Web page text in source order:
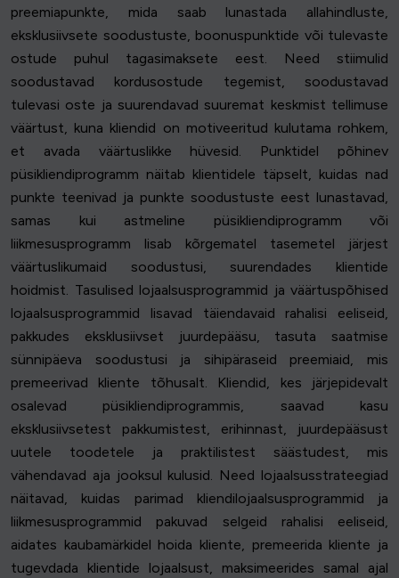
preemiapunkte, mida saab lunastada allahindluste,
eksklusiivsete soodustuste, boonuspunktide või tulevaste
ostude puhul tagasimaksete eest. Need stiimulid
soodustavad kordusostude tegemist, soodustavad
tulevasi oste ja suurendavad suuremat keskmist tellimuse
väärtust, kuna kliendid on motiveeritud kulutama rohkem,
et avada väärtuslikke hüvesid. Punktidel põhinev
püsikliendiprogramm näitab klientidele täpselt, kuidas nad
punkte teenivad ja punkte soodustuste eest lunastavad,
samas kui astmeline püsikliendiprogramm või
liikmesusprogramm lisab kõrgematel tasemetel järjest
väärtuslikumaid soodustusi, suurendades klientide
hoidmist. Tasulised lojaalsusprogrammid ja väärtuspõhised
lojaalsusprogrammid lisavad täiendavaid rahalisi eeliseid,
pakkudes eksklusiivset juurdepääsu, tasuta saatmise
sünnipäeva soodustusi ja sihipäraseid preemiaid, mis
premeerivad kliente tõhusalt. Kliendid, kes järjepidevalt
osalevad püsikliendiprogrammis, saavad kasu
eksklusiivsetest pakkumistest, erihinnast, juurdepääsust
uutele toodetele ja praktilistest säästudest, mis
vähendavad aja jooksul kulusid. Need lojaalsusstrateegiad
näitavad, kuidas parimad kliendilojaalsusprogrammid ja
liikmesusprogrammid pakuvad selgeid rahalisi eeliseid,
aidates kaubamärkidel hoida kliente, premeerida kliente ja
tugevdada klientide lojaalsust, maksimeerides samal ajal